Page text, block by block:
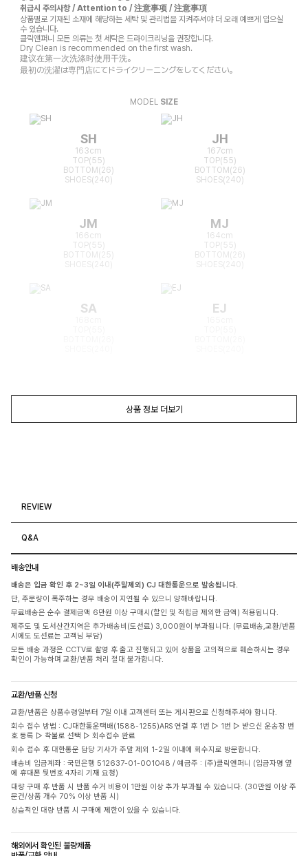
취급시 주의사항 / Attention to / 注意事项 / 注意事項
상품별로 기재된 소재에 해당하는 세탁 및 관리법을 지켜주셔야 더 오래 예쁘게 입으실
수 있습니다.
클릭앤퍼니 모든 의류는 첫 세탁은 드라이크리닝을 권장합니다.
Dry Clean is recommended on the first wash.
建议在第一次洗涤时使用干洗。
最初の洗濯は専門店にてドライクリーニングをしてください。
MODEL SIZE
SH
163cm
TOP(55)
BOTTOM(26)
SHOES(240)
JH
167cm
TOP(55)
BOTTOM(26)
SHOES(240)
JM
166cm
TOP(55)
BOTTOM(25)
MJ
164cm
TOP(55)
BOTTOM(26)
SA EJ
상품 정보 더보기
REVIEW
Q&A
배송안내
배송은 입금 확인 후 2~3일 이내(주말제외) CJ 대한통운으로 발송됩니다.
단, 주문량이 폭주하는 경우 배송이 지연될 수 있으니 양해바랍니다.
무료배송은 순수 결제금액 6만원 이상 구매시(할인 및 적립금 제외한 금액) 적용됩니다.
제주도 및 도서산간지역은 추가배송비(도선료) 3,000원이 부과됩니다. (무료배송,교환/반품
시에도 도선료는 고객님 부담)
모든 배송 과정은 CCTV로 촬영 후 출고 진행되고 있어 상품을 고의적으로 훼손하시는 경우
확인이 가능하며 교환/반품 처리 절대 불가합니다.
교환/반품 신청
교환/반품은 상품수령일부터 7일 이내 고객센터 또는 게시판으로 신청해주셔야 합니다.
회수 접수 방법 : CJ대한통운택배(1588-1255)ARS 연결 후 1번 ▷ 1번 ▷ 받으신 운송장 번
호 등록 ▷ 착불로 선택 ▷ 회수접수 완료
회수 접수 후 대한통운 담당 기사가 주말 제외 1-2일 이내에 회수지로 방문합니다.
배송비 입금계좌 : 국민은행 512637-01-001048 / 예금주 : (주)클릭앤퍼니 (입금자명 옆
에 휴대폰 뒷번호 4자리 기재 요청)
대량 구매 후 반품 시 반품 수거 비용이 1만원 이상 추가 부과될 수 있습니다. (30만원 이상 주
문건/상품 개수 70% 이상 반품 시)
상습적인 대량 반품 시 구매에 제한이 있을 수 있습니다.
해외에서 확인된 불량제품